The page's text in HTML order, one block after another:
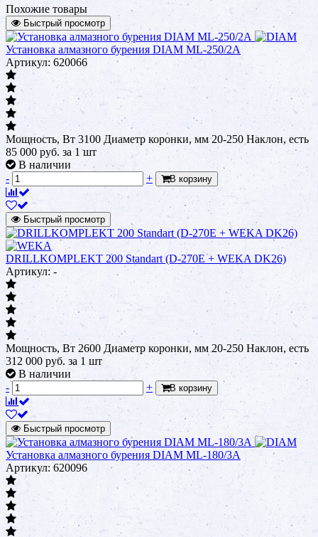
Похожие товары
Быстрый просмотр
Установка алмазного бурения DIAM ML-250/2A
Артикул: 620066
Мощность, Вт 3100 Диаметр коронки, мм 20-250 Наклон, есть
85 000 руб. за 1 шт
В наличии
-
+ В корзину
Быстрый просмотр
DRILLKOMPLEKT 200 Standart (D-270E + WEKA DK26)
Артикул: -
Мощность, Вт 2600 Диаметр коронки, мм 20-250 Наклон, есть
312 000 руб. за 1 шт
В наличии
-
+ В корзину
Быстрый просмотр
Установка алмазного бурения DIAM ML-180/3A
Артикул: 620096